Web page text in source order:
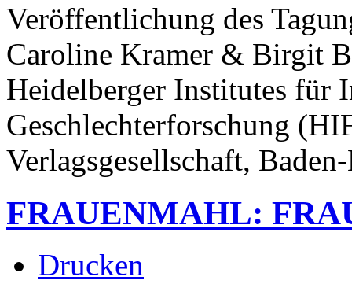
Veröffentlichung des
Caroline Kramer & Birgit
Heidelberger Institutes für
Geschlechterforschung
Verlagsgesellschaft,
FRAUENMAHL:
Drucken